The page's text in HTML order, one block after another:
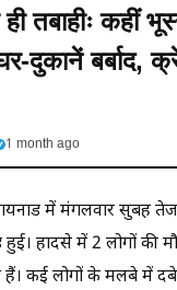
ही तबाहीः कहीं
दुकानें बर्बाद,
1 month ago
में मंगलवार सुबह
हादसे में 2 लोगों की
कई लोगों के मलबे में दबे